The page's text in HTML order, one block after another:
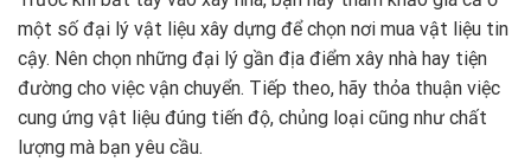
một số đại lý vật liệu xây dựng để chọn nơi mua vật liệu tin
cậy. Nên chọn những đại lý gần địa điểm xây nhà hay tiện
đường cho việc vận chuyển. Tiếp theo, hãy thỏa thuận việc
cung ứng vật liệu đúng tiến độ, chủng loại cũng như chất
lượng mà bạn yêu cầu.